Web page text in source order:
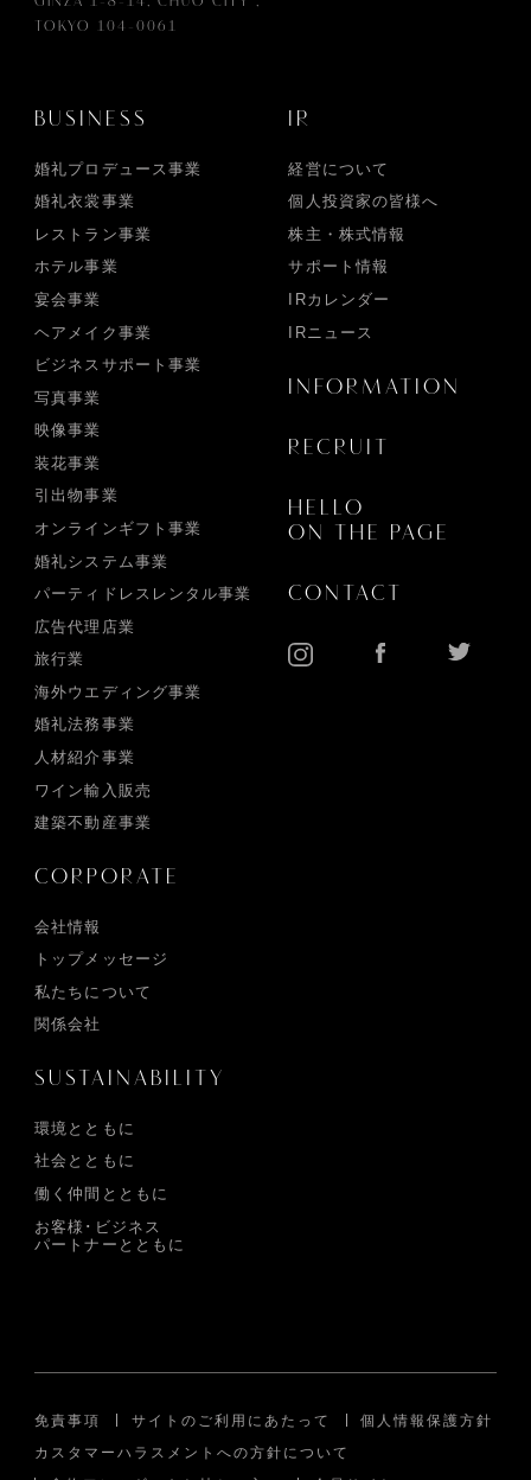
TOKYO 104-0061
BUSINESS
婚礼プロデュース事業
婚礼衣裳事業
レストラン事業
ホテル事業
宴会事業
ヘアメイク事業
ビジネスサポート事業
写真事業
映像事業
装花事業
引出物事業
オンラインギフト事業
婚礼システム事業
パーティドレスレンタル事業
広告代理店業
旅行業
海外ウエディング事業
婚礼法務事業
人材紹介事業
ワイン輸入販売
建築不動産事業
CORPORATE
会社情報
トップメッセージ
私たちについて
関係会社
SUSTAINABILITY
環境とともに
社会とともに
働く仲間とともに
お客様･ビジネス
パートナーとともに
IR
経営について
個人投資家の皆様へ
株主・株式情報
サポート情報
IRカレンダー
IRニュース
INFORMATION
RECRUIT
HELLO
ON THE PAGE
CONTACT
免責事項 サイトのご利用にあたって
個人情報保護方針
カスタマーハラスメントへの方針について